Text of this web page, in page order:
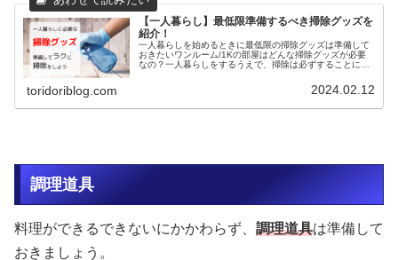
【一人暮らし】最低限準備するべき掃除グッズを
紹介！
一人暮らしを始めるときに最低限の掃除グッズは準備して
おきたいワンルーム/1Kの部屋はどんな掃除グッズが必要
なの？一人暮らしをするうえで、掃除は必ずすることにな
toridoriblog.com 2024.02.12
調理道具
料理ができるできないにかかわらず、 調理道具は準備して
おきましょう。